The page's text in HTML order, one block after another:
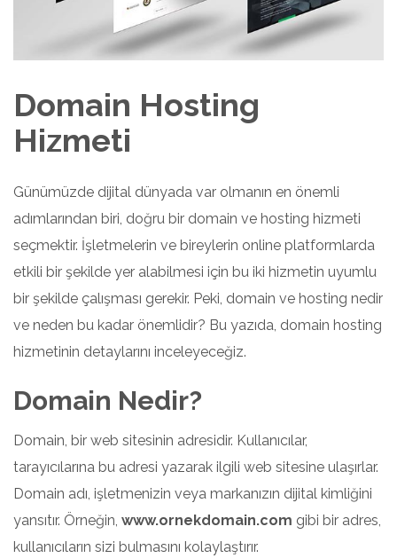
Domain Hosting
Hizmeti
Günümüzde dijital dünyada var olmanın en önemli
adımlarından biri, doğru bir domain ve hosting hizmeti
seçmektir. İşletmelerin ve bireylerin online platformlarda
etkili bir şekilde yer alabilmesi için bu iki hizmetin uyumlu
bir şekilde çalışması gerekir. Peki, domain ve hosting nedir
ve neden bu kadar önemlidir? Bu yazıda, domain hosting
hizmetinin detaylarını inceleyeceğiz.
Domain Nedir?
Domain, bir web sitesinin adresidir. Kullanıcılar,
tarayıcılarına bu adresi yazarak ilgili web sitesine ulaşırlar.
Domain adı, işletmenizin veya markanızın dijital kimliğini
yansıtır. Örneğin, www.ornekdomain.com gibi bir adres,
kullanıcıların sizi bulmasını kolaylaştırır.